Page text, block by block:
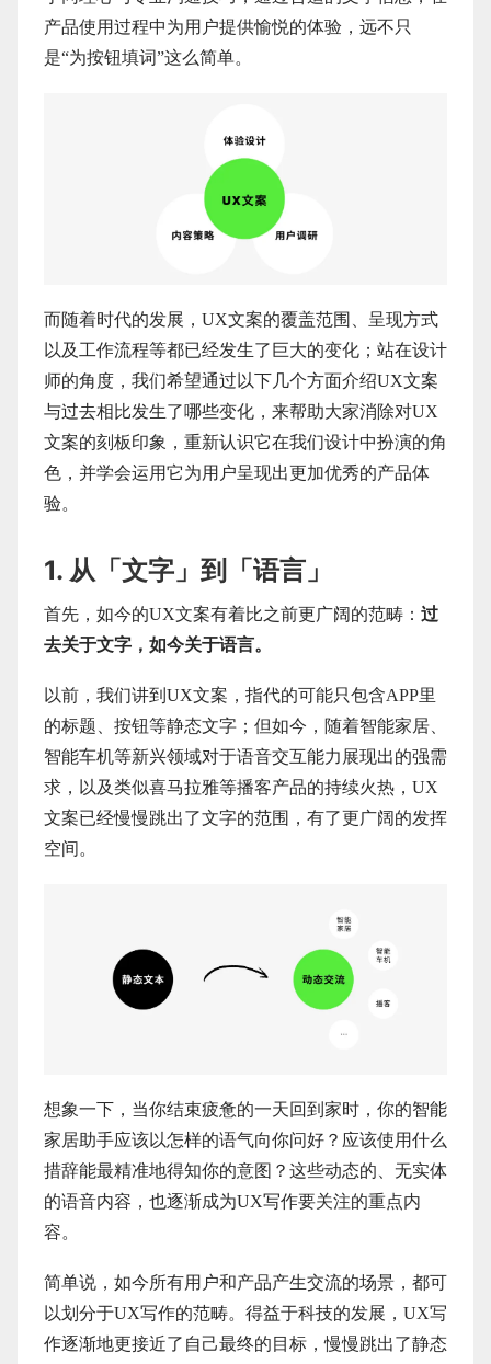
产品使用过程中为用户提供愉悦的体验，远不只
是“为按钮填词”这么简单。
而随着时代的发展，UX文案的覆盖范围、呈现方式
以及工作流程等都已经发生了巨大的变化；站在设计
师的角度，我们希望通过以下几个方面介绍UX文案
与过去相比发生了哪些变化，来帮助大家消除对UX
文案的刻板印象，重新认识它在我们设计中扮演的角
色，并学会运用它为用户呈现出更加优秀的产品体
验。
1. 从「文字」到「语言」
首先，如今的UX文案有着比之前更广阔的范畴： 过
去关于文字，如今关于语言。
以前，我们讲到UX文案，指代的可能只包含APP里
的标题、按钮等静态文字；但如今，随着智能家居、
智能车机等新兴领域对于语音交互能力展现出的强需
求，以及类似喜马拉雅等播客产品的持续火热，UX
文案已经慢慢跳出了文字的范围，有了更广阔的发挥
空间。
想象一下，当你结束疲惫的一天回到家时，你的智能
家居助手应该以怎样的语气向你问好？应该使用什么
措辞能最精准地得知你的意图？这些动态的、无实体
的语音内容，也逐渐成为UX写作要关注的重点内
容。
简单说，如今所有用户和产品产生交流的场景，都可
以划分于UX写作的范畴。得益于科技的发展，UX写
作逐渐地更接近了自己最终的目标，慢慢跳出了静态